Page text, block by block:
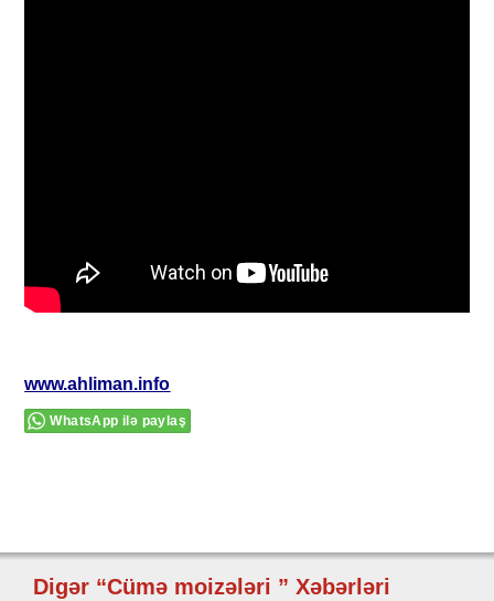
www.ahliman.info
WhatsApp ilə paylaş
Digər “Cümə moizələri ” Xəbərləri